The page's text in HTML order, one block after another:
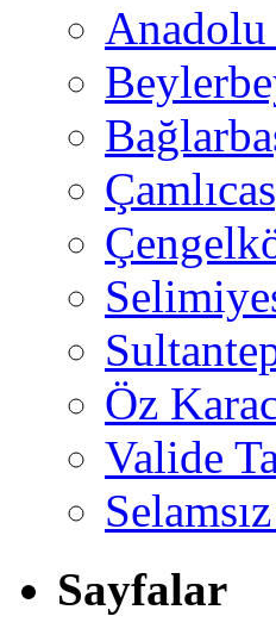
Öz
Valide
Sayfalar